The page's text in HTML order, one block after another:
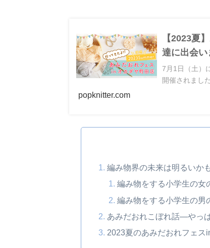
【2023夏
達に出会
7月1日（土）
開催されまし
popknitter.com
編み物界の未来は明るいか
編み物をする小学生の女
編み物をする小学生の男
あみだおれこぼれ話―やっ
2023夏のあみだおれフェス